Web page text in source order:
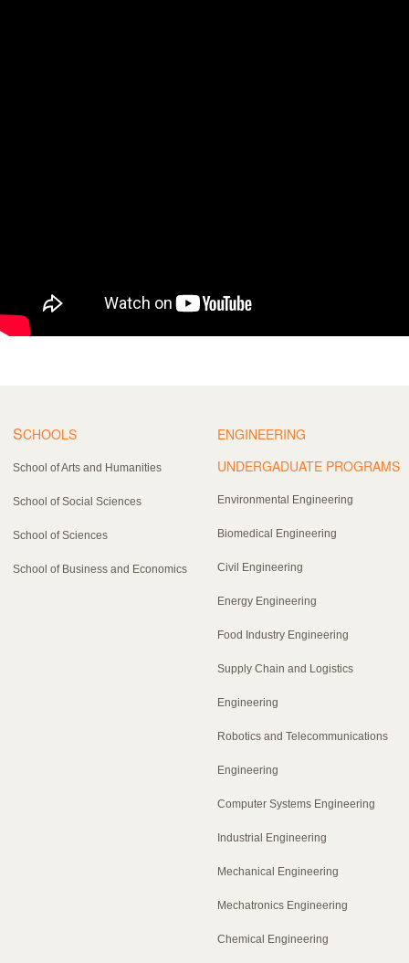
SCHOOLS
School of Arts and Humanities
School of Social Sciences
School of Sciences
School of Business and Economics
ENGINEERING
UNDERGADUATE PROGRAMS
Environmental Engineering
Biomedical Engineering
Civil Engineering
Energy Engineering
Food Industry Engineering
Supply Chain and Logistics
Engineering
Robotics and Telecommunications
Engineering
Computer Systems Engineering
Industrial Engineering
Mechanical Engineering
Mechatronics Engineering
Chemical Engineering